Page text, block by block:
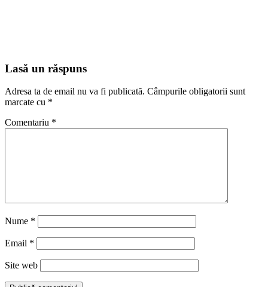
Lasă un răspuns
Adresa ta de email nu va fi publicată. Câmpurile obligatorii sunt
marcate cu *
Comentariu *
Nume *
Email *
Site web